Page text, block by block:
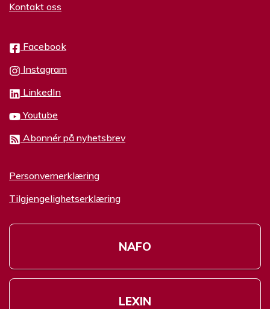
Kontakt oss
Facebook
Instagram
LinkedIn
Youtube
Abonnér på nyhetsbrev
Personvernerklæring
Tilgjengelighetserklæring
NAFO
LEXIN